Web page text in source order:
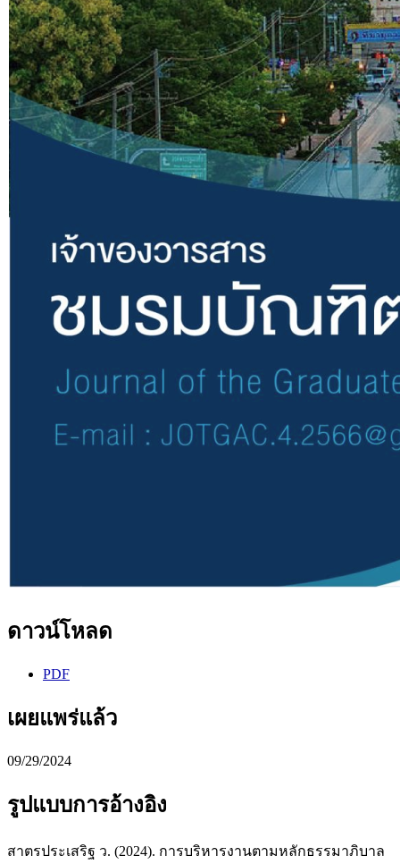
ดาวน์โหลด
PDF
เผยแพร่แล้ว
09/29/2024
รูปแบบการอ้างอิง
สาตรประเสริฐ ว. (2024). การบริหารงานตามหลักธรรมาภิบาล